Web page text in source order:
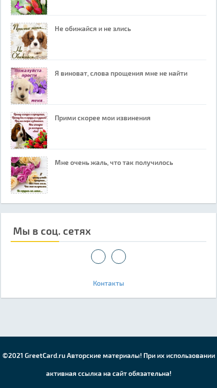
Не обижайся и не злись
Я виноват, слова прощения мне не найти
Прими скорее мои извинения
Мне очень жаль, что так получилось
Мы в соц. сетях
Контакты
©2021 GreetCard.ru Авторские материалы! При их использовании
активная ссылка на сайт обязательна!